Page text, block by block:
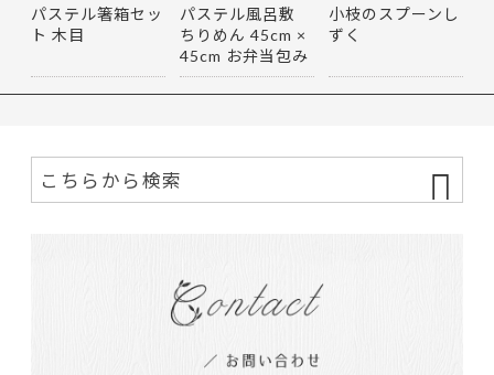
パステル箸箱セッ
ト 木目
パステル風呂敷
ちりめん 45cm ×
45cm お弁当包み
マルチ…
小枝のスプーンし
ずく